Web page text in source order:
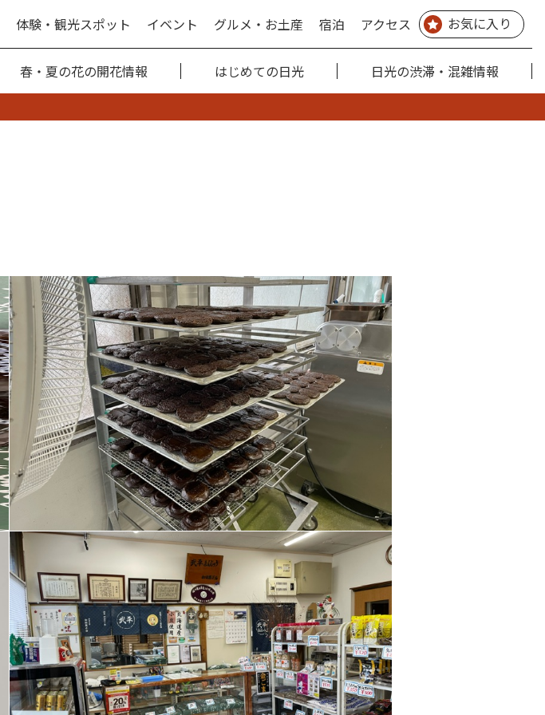
体験・観光スポット イベント グルメ・お土産 宿泊 アクセス お気に入り
春・夏の花の開花情報 はじめての日光 日光の渋滞・混雑情報